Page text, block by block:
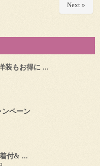
Next »
装もお得に ...
ンペーン
付& ...